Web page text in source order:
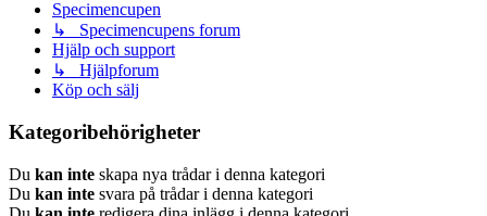
Specimencupen
↳ Specimencupens forum
Hjälp och support
↳ Hjälpforum
Köp och sälj
Kategoribehörigheter
Du kan inte skapa nya trådar i denna kategori
Du kan inte svara på trådar i denna kategori